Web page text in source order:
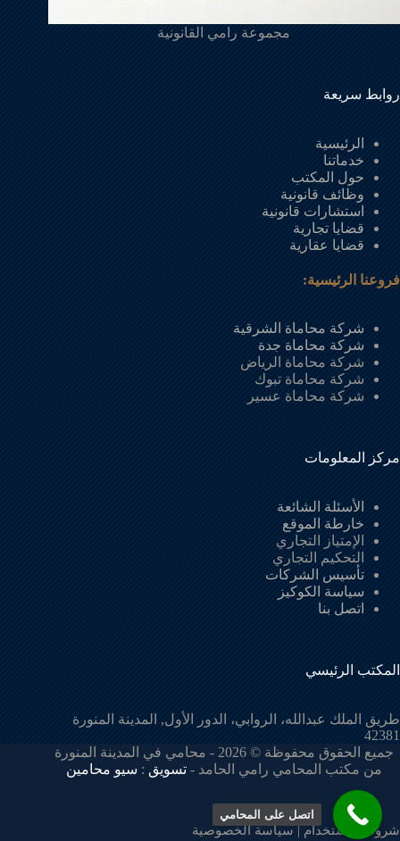
مجموعة رامي القانونية
روابط سريعة
الرئيسية
خدماتنا
حول المكتب
وظائف قانونية
استشارات قانونية
قضايا تجارية
قضايا عقارية
فروعنا الرئيسية:
شركة محاماة الشرقية
شركة محاماة جدة
شركة محاماة الرياض
شركة محاماة تبوك
شركة محاماة عسير
مركز المعلومات
الأسئلة الشائعة
خارطة الموقع
الإمتياز التجاري
التحكيم التجاري
تأسيس الشركات
سياسة الكوكيز
اتصل بنا
المكتب الرئيسي
طريق الملك عبدالله، الروابي، الدور الأول, المدينة المنورة
42381
جميع الحقوق محفوظة © 2026 - محامي في المدينة المنورة
من مكتب المحامي رامي الحامد -تسويق : سيو محامين
شروط الاستخدام|سياسة الخصوصية
اتصل على المحامي